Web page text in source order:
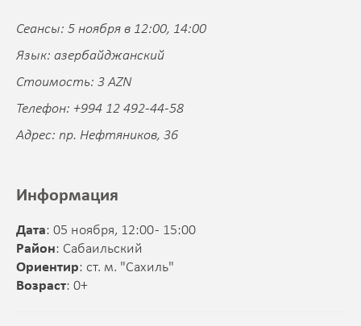
Сеансы: 5 ноября в 12:00, 14:00
Язык: азербайджанский
Стоимость: 3 AZN
Телефон: +994 12 492-44-58
Адрес: пр. Нефтяников, 36
Информация
Дата: 05 ноября, 12:00 - 15:00
Район: Сабаильский
Ориентир: ст. м. "Сахиль"
Возраст: 0+